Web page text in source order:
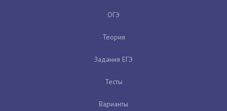
ОГЭ
Теория
Задания ЕГЭ
Тесты
Варианты